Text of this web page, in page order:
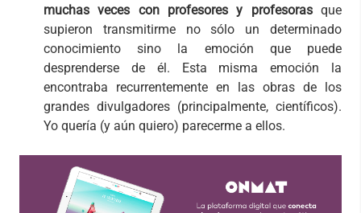
muchas veces con profesores y profesorasque
supieron transmitirme no sólo un determinado
conocimiento sino la emoción que puede
desprenderse de él. Esta misma emoción la
encontraba recurrentemente en las obras de los
grandes divulgadores (principalmente, científicos).
Yo quería (y aún quiero) parecerme a ellos.